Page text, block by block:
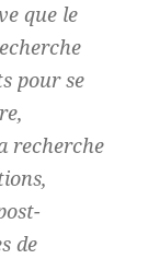
que le
pour se
recherche
de